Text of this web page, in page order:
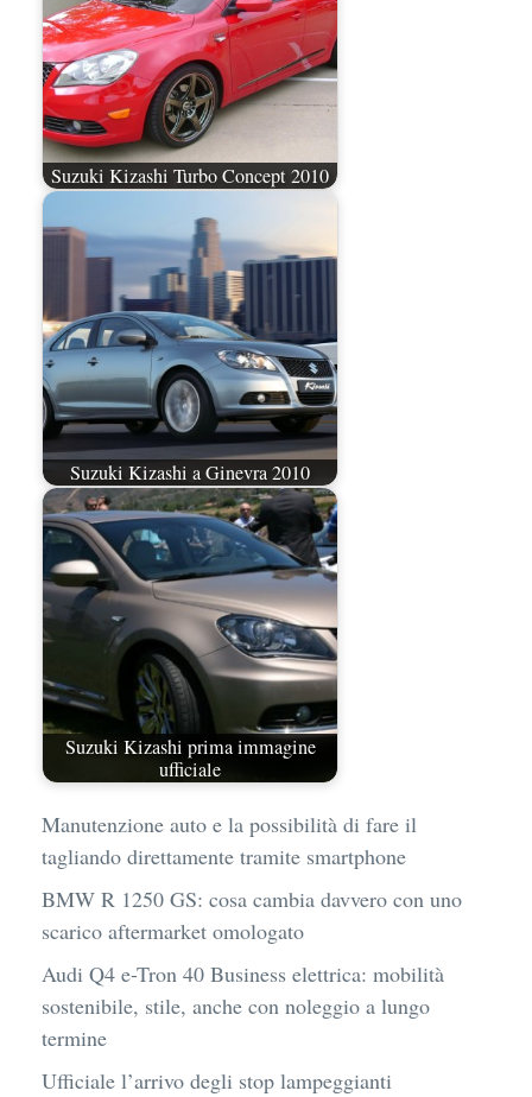
Suzuki Kizashi Turbo Concept 2010
Suzuki Kizashi a Ginevra 2010
Suzuki Kizashi prima immagine
ufficiale
Manutenzione auto e la possibilità di fare il
tagliando direttamente tramite smartphone
BMW R 1250 GS: cosa cambia davvero con uno
scarico aftermarket omologato
Audi Q4 e-Tron 40 Business elettrica: mobilità
sostenibile, stile, anche con noleggio a lungo
termine
Ufficiale l’arrivo degli stop lampeggianti